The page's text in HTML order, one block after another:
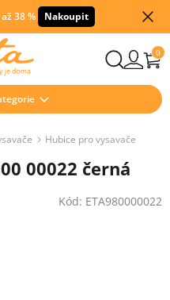
38 % Nakoupit
0
Hubice pro vysavače
00022 černá
Kód: ETA980000022